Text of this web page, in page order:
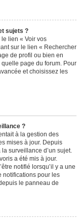
sujets ?
lien « Voir vos
sur le lien « Rechercher
de profil ou bien en
page du forum. Pour
et choisissez les
?
à la gestion des
mises à jour. Depuis
surveillance d’un sujet.
a été mis à jour.
notifié lorsqu’il y a une
notifications pour les
le panneau de